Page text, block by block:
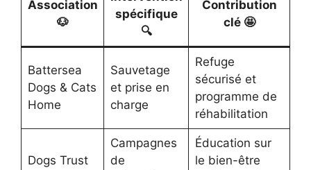
Association
🐶
spécifique
🔍
Contribution
clé 🤩
Battersea
Dogs & Cats
Home
Sauvetage
et prise en
charge
Refuge
sécurisé et
programme de
réhabilitation
Dogs Trust
Campagnes
de
Éducation sur
le bien-être